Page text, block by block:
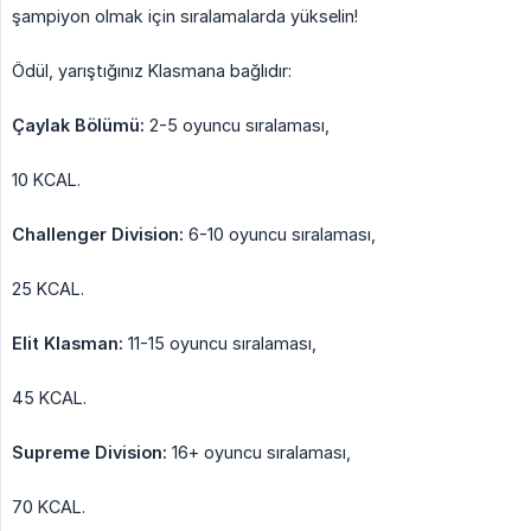
şampiyon olmak için sıralamalarda yükselin!
Ödül, yarıştığınız Klasmana bağlıdır:
Çaylak Bölümü: 2-5 oyuncu sıralaması,
10 KCAL.
Challenger Division: 6-10 oyuncu sıralaması,
25 KCAL.
Elit Klasman: 11-15 oyuncu sıralaması,
45 KCAL.
Supreme Division: 16+ oyuncu sıralaması,
70 KCAL.